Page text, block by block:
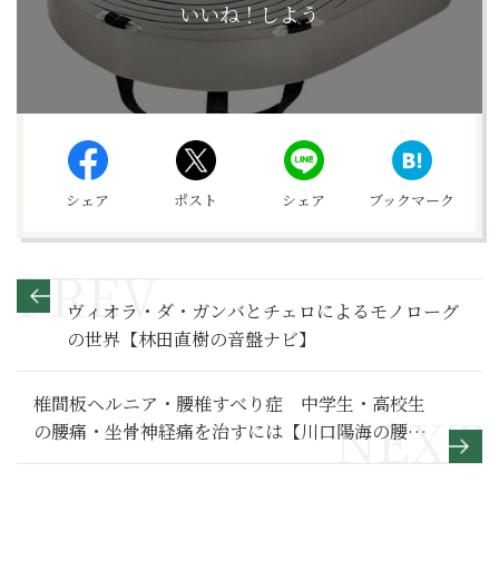
いいね！しよう
シェア ポスト シェア ブックマーク
ヴィオラ・ダ・ガンバとチェロによるモノローグ
の世界【林田直樹の音盤ナビ】
椎間板ヘルニア・腰椎すべり症 中学生・高校生
の腰痛・坐骨神経痛を治すには【川口陽海の腰痛
改善教室 第22回】